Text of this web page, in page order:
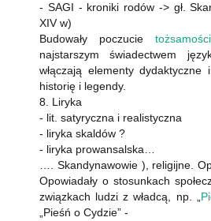
- SAGI - kroniki rodów -> gł.
XIV w)
Budowały poczucie
najstarszym świadectwem
włączają elementy dydaktyczne
historię i legendy.
8. Liryka
- lit. satyryczna i realistyczna
- liryka skaldów ?
- liryka prowansalska…
…. Skandynawowie ), religijne.
Opowiadały o stosunkach
związkach ludzi z władcą, np. „
„Pieśń o Cydzie” -